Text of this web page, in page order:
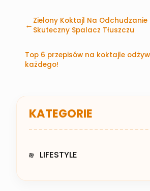
Zielony Koktajl Na Odchudzanie
Skuteczny Spalacz Tłuszczu
Top 6 przepisów na koktajle
każdego!
KATEGORIE
LIFESTYLE